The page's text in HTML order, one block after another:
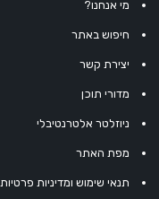
מי אנחנו?
חיפוש באתר
יצירת קשר
מדורי תוכן
ניוזלטר אלטרנטיבלי
מפת האתר
תנאי שימוש ומדיניות פרטיות